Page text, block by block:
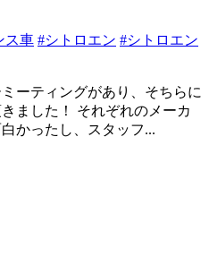
ス車 #シトロエン #シトロエン
ーティングがあり、そちらに
ました！ それぞれのメーカ
かったし、スタッフ...